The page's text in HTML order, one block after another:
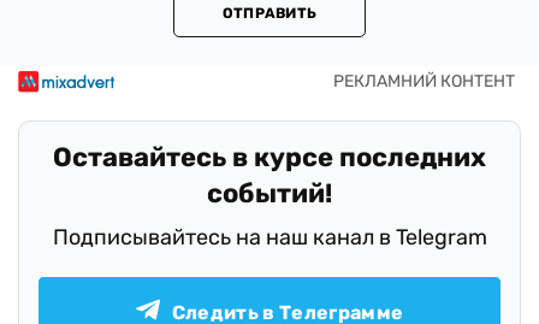
ОТПРАВИТЬ
Оставайтесь в курсе последних
событий!
Подписывайтесь на наш канал в Telegram
Следить в Телеграмме